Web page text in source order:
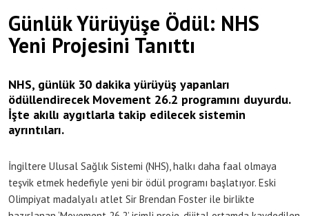
Günlük Yürüyüşe Ödül: NHS
Yeni Projesini Tanıttı
NHS, günlük 30 dakika yürüyüş yapanları
ödüllendirecek Movement 26.2 programını duyurdu.
İşte akıllı aygıtlarla takip edilecek sistemin
ayrıntıları.
İngiltere Ulusal Sağlık Sistemi (NHS), halkı daha faal olmaya
teşvik etmek hedefiyle yeni bir ödül programı başlatıyor. Eski
Olimpiyat madalyalı atlet Sir Brendan Foster ile birlikte